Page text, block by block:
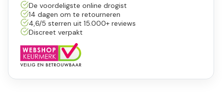
De voordeligste online drogist
14 dagen om te retourneren
4,6/5 sterren uit 15.000+ reviews
Discreet verpakt